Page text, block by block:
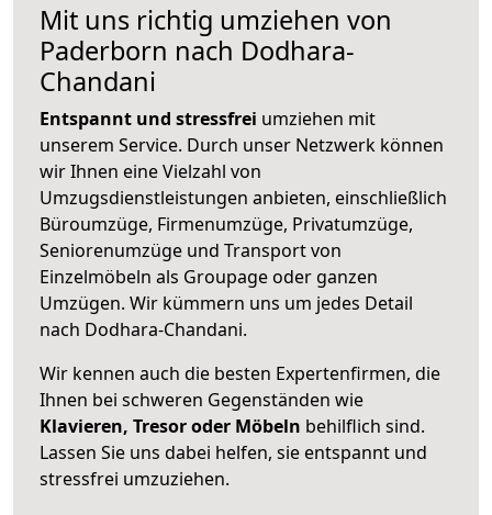
Mit uns richtig umziehen von
Paderborn nach Dodhara-
Chandani
Entspannt und stressfrei umziehen mit
unserem Service. Durch unser Netzwerk können
wir Ihnen eine Vielzahl von
Umzugsdienstleistungen anbieten, einschließlich
Büroumzüge, Firmenumzüge, Privatumzüge,
Seniorenumzüge und Transport von
Einzelmöbeln als Groupage oder ganzen
Umzügen. Wir kümmern uns um jedes Detail
nach Dodhara-Chandani.
Wir kennen auch die besten Expertenfirmen, die
Ihnen bei schweren Gegenständen wie
Klavieren, Tresor oder Möbeln behilflich sind.
Lassen Sie uns dabei helfen, sie entspannt und
stressfrei umzuziehen.